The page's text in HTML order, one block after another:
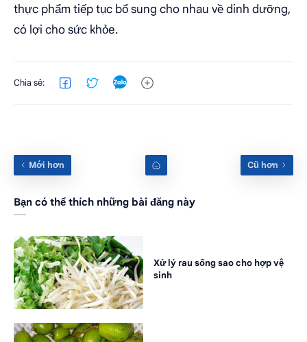
thực phẩm tiếp tục bổ sung cho nhau về dinh dưỡng,
có lợi cho sức khỏe.
Bạn có thể thích những bài đăng này
Xử lý rau sống sao cho hợp vệ
sinh